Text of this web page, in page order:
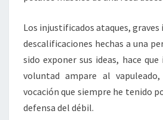
Los injustificados ataques,
descalificaciones hechas a una
sido exponer sus ideas, hace
voluntad ampare al
vocación que siempre he tenido
defensa del débil.